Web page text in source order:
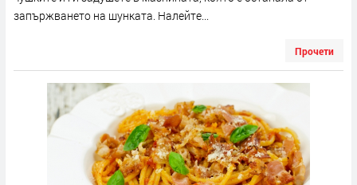
запържването на шунката. Налейте...
Прочети